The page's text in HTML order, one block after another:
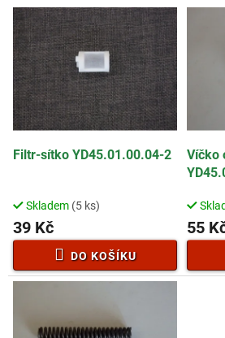
o
d
u
k
t
ů
V
ý
p
s
p
o
d
ů
Filtr-sítko YD45.01.00.04-2
Skladem (5 ks)
39 Kč
DO KOŠÍKU
Víčko
55